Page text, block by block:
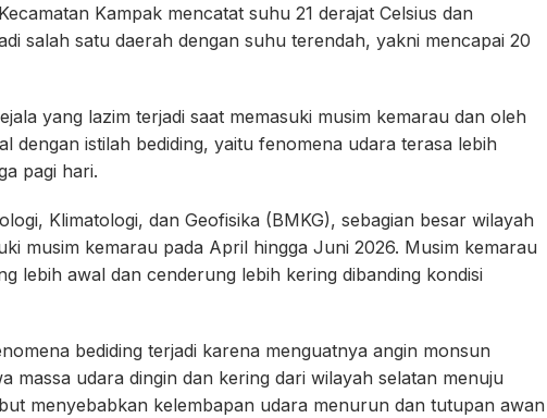
Kampak mencatat suhu 21 derajat Celsius dan
salah satu daerah dengan suhu terendah, yakni mencapai 20
yang lazim terjadi saat memasuki musim kemarau dan oleh
dengan istilah bediding, yaitu fenomena udara terasa lebih
pagi hari.
Klimatologi, dan Geofisika (BMKG), sebagian besar wilayah
musim kemarau pada April hingga Juni 2026. Musim kemarau
lebih awal dan cenderung lebih kering dibanding kondisi
bediding terjadi karena menguatnya angin monsun
massa udara dingin dan kering dari wilayah selatan menuju
menyebabkan kelembapan udara menurun dan tutupan awan